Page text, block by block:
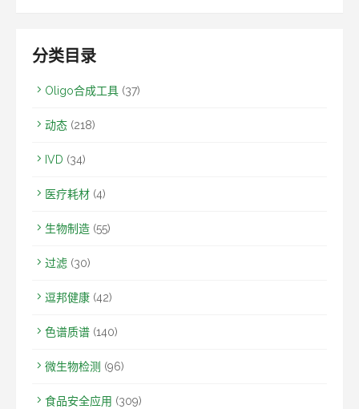
分类目录
Oligo合成工具 (37)
动态 (218)
IVD (34)
医疗耗材 (4)
生物制造 (55)
过滤 (30)
逗邦健康 (42)
色谱质谱 (140)
微生物检测 (96)
食品安全应用 (309)